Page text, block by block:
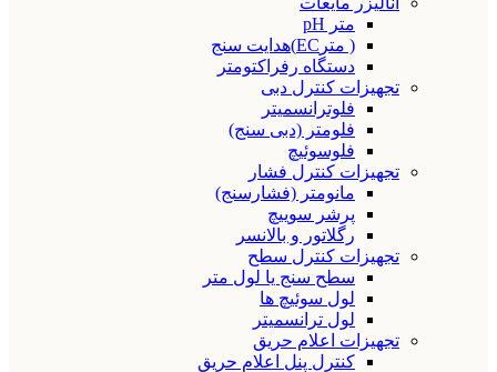
متر pH
( مترEC)هدایت سنج
دستگاه رفراکتومتر
تجهیزات کنترل دبی
فلوترانسمیتر
فلومتر (دبی سنج)
فلوسوئیچ
تجهیزات کنترل فشار
مانومتر (فشارسنج)
پرشر سوییچ
رگلاتور و بالانسر
تجهیزات کنترل سطح
سطح سنج یا لول متر
لول سوئیچ ها
لول ترانسمیتر
تجهیزات اعلام حریق
کنترل پنل اعلام حریق